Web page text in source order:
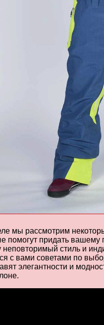
мы рассмотрим
помогут придать
неповторимый стиль и
с вами советами по
элегантности и